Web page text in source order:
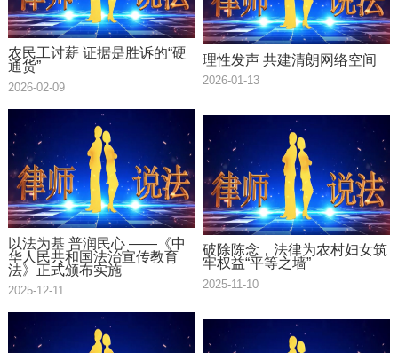
农民工讨薪 证据是胜诉的“硬
通货”
2026-02-09
理性发声 共建清朗网络空间
2026-01-13
以法为基 普润民心 ——《中
华人民共和国法治宣传教育
法》正式颁布实施
2025-12-11
破除陈念，法律为农村妇女筑
牢权益“平等之墙”
2025-11-10